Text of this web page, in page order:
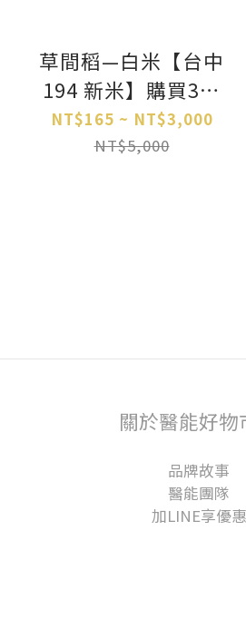
草間稻—白米【台中
194 新米】購買3包
以上請選宅配
NT$165 ~ NT$3,000
NT$5,000
關於醫能好物
品牌故事
醫能團隊
加LINE享優惠